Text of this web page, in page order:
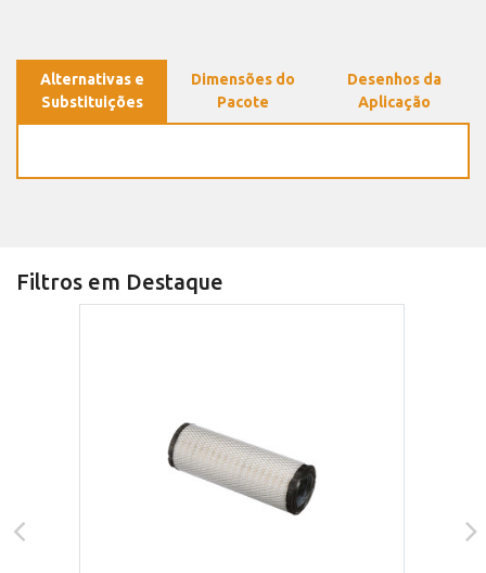
Alternativas e
Substituições
Dimensões do
Pacote
Desenhos da
Aplicação
Filtros em Destaque